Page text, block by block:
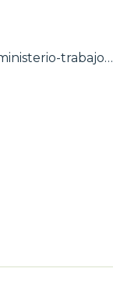
trabajo…